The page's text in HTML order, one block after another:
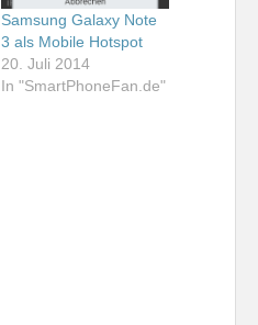
Samsung Galaxy Note
3 als Mobile Hotspot
20. Juli 2014
In "SmartPhoneFan.de"